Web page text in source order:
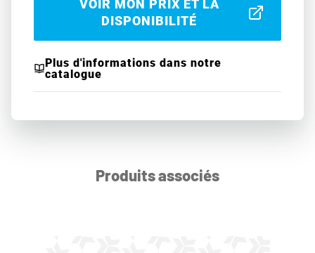
VOIR MON PRIX ET LA
DISPONIBILITÉ
Plus d'informations dans notre
catalogue
Produits associés